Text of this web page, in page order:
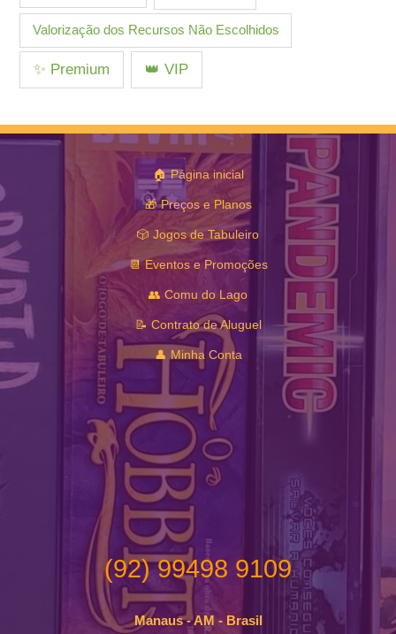
Valorização dos Recursos Não Escolhidos
✨ Premium 👑 VIP
🏠 Página inicial
🎁 Preços e Planos
🎲 Jogos de Tabuleiro
📆 Eventos e Promoções
👥 Comu do Lago
📝 Contrato de Aluguel
👤 Minha Conta
(92) 99498 9109
Manaus - AM - Brasil